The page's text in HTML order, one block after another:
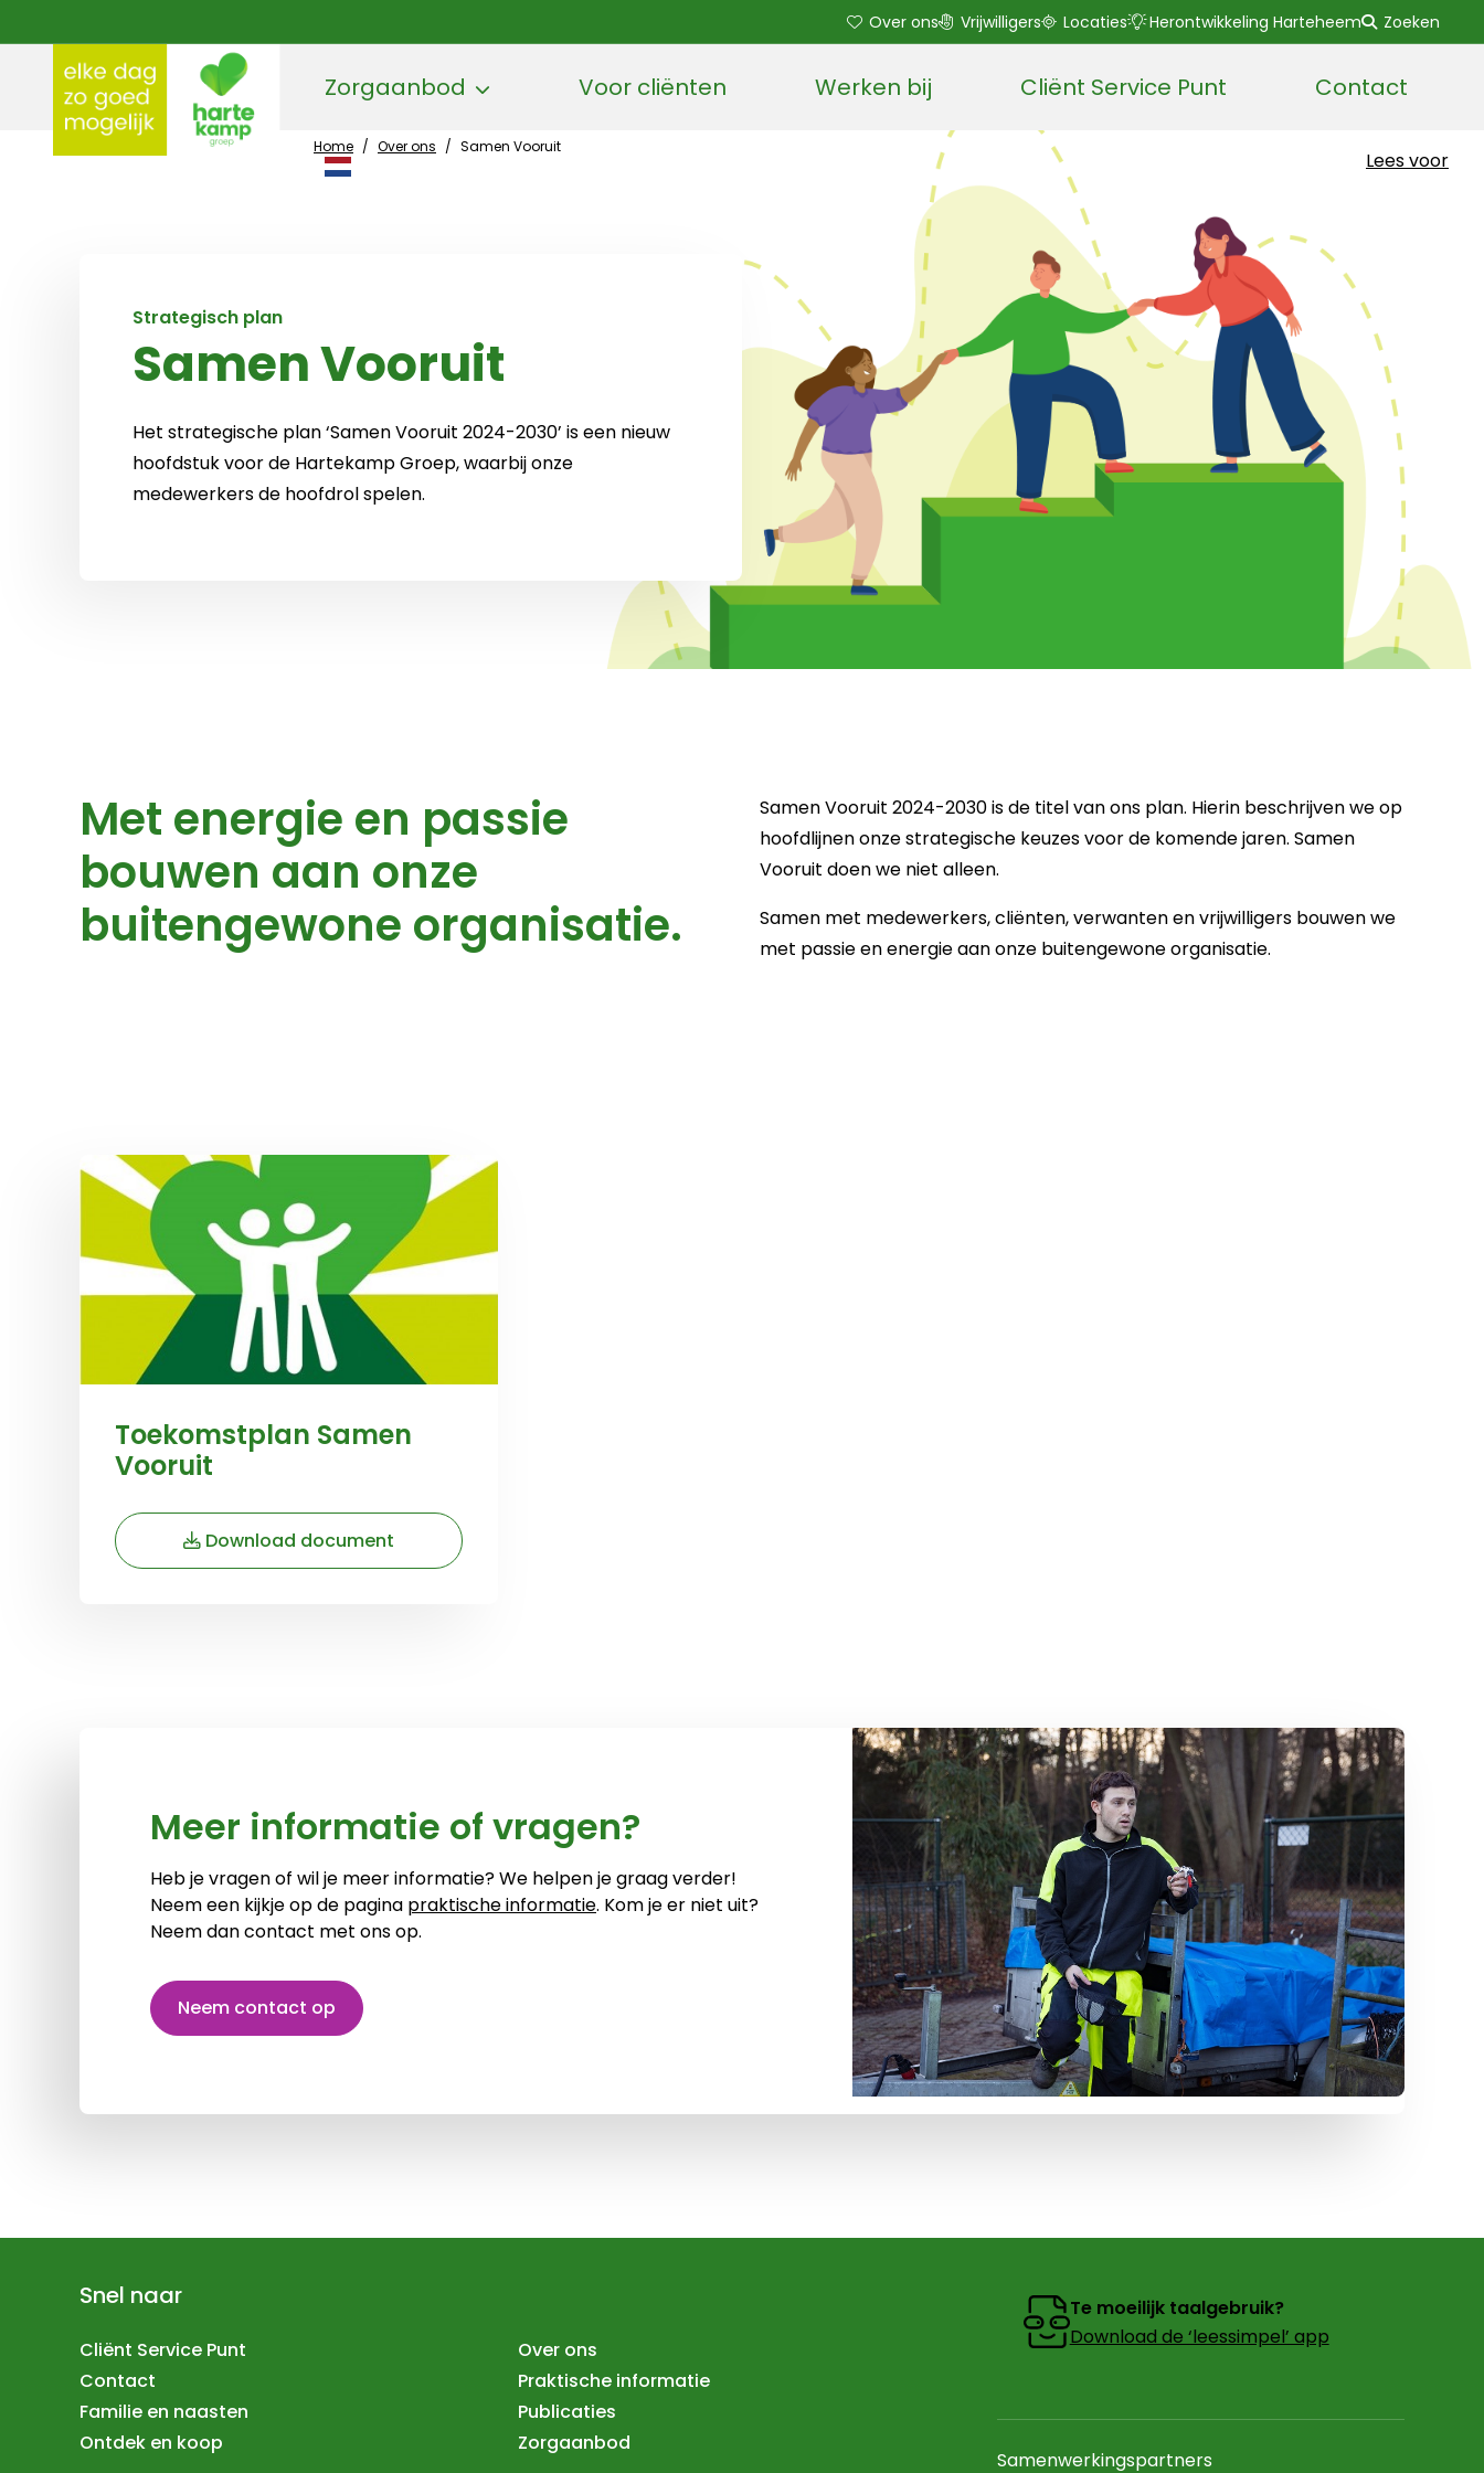
Over ons Vrijwilligers Locaties Herontwikkeling Harteheem Zoeken
Zorgaanbod Open sub menuVoor cliënten Werken bij Cliënt Service Punt Contact
Home / Over ons / Samen Vooruit
Lees voor
Samen Vooruit
Strategisch plan
Het strategische plan ‘Samen Vooruit 2024-2030’ is een nieuw
hoofdstuk voor de Hartekamp Groep, waarbij onze
medewerkers de hoofdrol spelen.
Met energie en passie
bouwen aan onze
buitengewone organisatie.
Samen Vooruit 2024-2030 is de titel van ons plan. Hierin beschrijven we op
hoofdlijnen onze strategische keuzes voor de komende jaren. Samen
Vooruit doen we niet alleen.
Samen met medewerkers, cliënten, verwanten en vrijwilligers bouwen we
met passie en energie aan onze buitengewone organisatie.
Toekomstplan Samen
Vooruit
Download document
Download document
Meer informatie of vragen?
Heb je vragen of wil je meer informatie? We helpen je graag verder!
Neem een kijkje op de pagina praktische informatie. Kom je er niet uit?
Neem dan contact met ons op.
Neem contact op
Snel naar
Cliënt Service Punt
Contact
Familie en naasten
Ontdek en koop
Over ons
Praktische informatie
Publicaties
Zorgaanbod
Te moeilijk taalgebruik?
Download de ‘leessimpel’ app
Samenwerkingspartners